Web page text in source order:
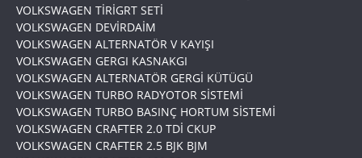
VOLKSWAGEN TİRİGRT SETİ
VOLKSWAGEN DEVİRDAİM
VOLKSWAGEN ALTERNATÖR V KAYIŞI
VOLKSWAGEN GERGI KASNAKGI
VOLKSWAGEN ALTERNATÖR GERGİ KÜTÜGÜ
VOLKSWAGEN TURBO RADYOTOR SİSTEMİ
VOLKSWAGEN TURBO BASINÇ HORTUM SİSTEMİ
VOLKSWAGEN CRAFTER 2.0 TDİ CKUP
VOLKSWAGEN CRAFTER 2.5 BJK BJM